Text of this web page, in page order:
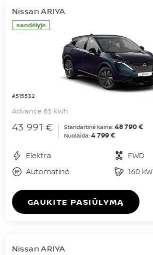
sandėlyje
#515532
Nissan ARIYA
Advance 63 kWh
43 991 € Standartinė kaina: 48 790 €
Nuolaida: 4 799 €
Elektra
FWD
Automatinė
160 kW
GAUKITE PASIŪLYMĄ
Nissan ARIYA